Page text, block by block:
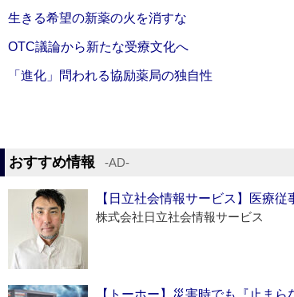
生きる希望の新薬の火を消すな
OTC議論から新たな受療文化へ
「進化」問われる協励薬局の独自性
おすすめ情報 ‐AD‐
【日立社会情報サービス】医療
株式会社日立社会情報サービス
【トーホー】災害時でも『止ま